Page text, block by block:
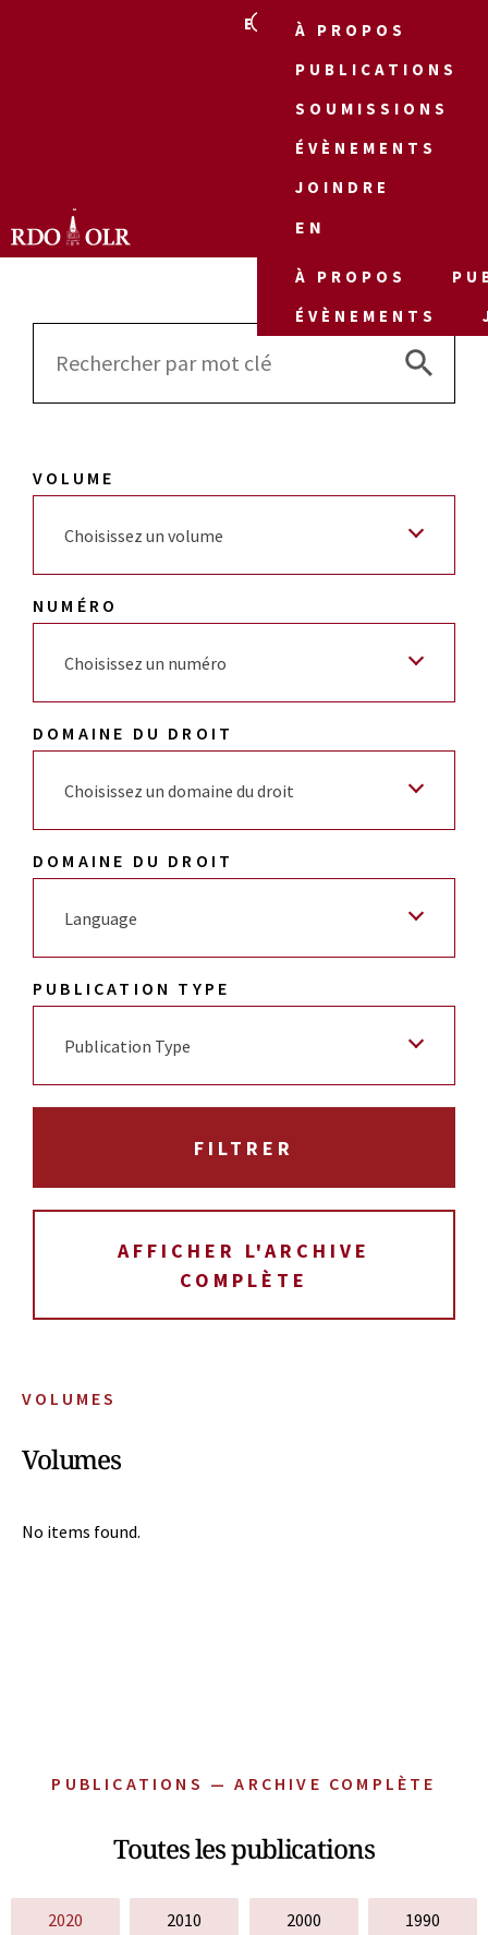
EN
À PROPOS
PUBLICATIONS
SOUMISSIONS
ÉVÈNEMENTS
JOINDRE
EN
À PROPOS
ÉVÈNEMENTS
VOLUMES
Volumes
No items found.
Search
Search
VOLUME
Choisissez un volume
NUMÉRO
Choisissez un numéro
DOMAINE DU DROIT
Choisissez un domaine du droit
DOMAINE DU DROIT
Language
PUBLICATION TYPE
Publication Type
AFFICHER L'ARCHIVE
COMPLÈTE
PUBLICATIONS — ARCHIVE COMPLÈTE
Toutes les publications
2020 2010 2000
1990